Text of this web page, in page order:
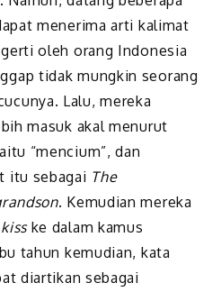
menerima arti kalimat
oleh orang Indonesia
tidak mungkin seorang
Lalu, mereka
masuk akal menurut
“mencium”, dan
itu sebagai The
. Kemudian mereka
kisske dalam kamus
tahun kemudian, kata
diartikan sebagai